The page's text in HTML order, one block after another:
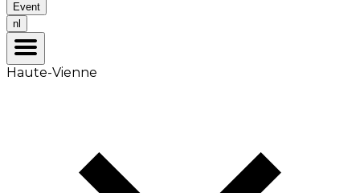
Event
nl
Haute-Vienne